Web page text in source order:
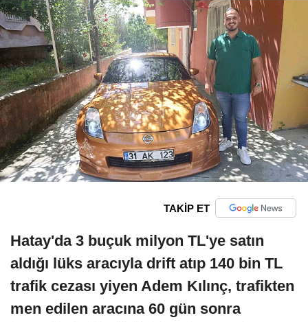
TAKİP ET
Hatay'da 3 buçuk milyon TL'ye satın
aldığı lüks aracıyla drift atıp 140 bin TL
trafik cezası yiyen Adem Kılınç, trafikten
men edilen aracına 60 gün sonra